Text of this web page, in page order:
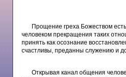
Прощение греха Божеством
человеком прекращения таких
принять как осознание
счастливы, преданны служению и
Открывая канал общения